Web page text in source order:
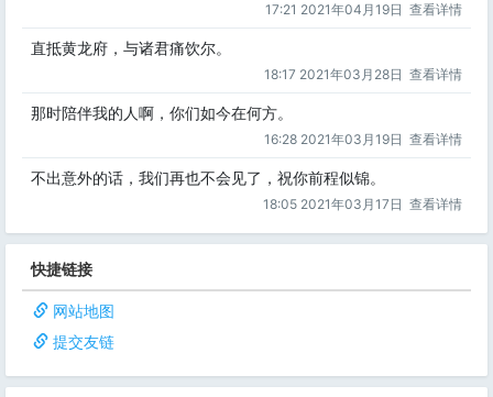
17:21 2021年04月19日 查看详情
直抵黄龙府，与诸君痛饮尔。
18:17 2021年03月28日 查看详情
那时陪伴我的人啊，你们如今在何方。
16:28 2021年03月19日 查看详情
不出意外的话，我们再也不会见了，祝你前程似锦。
18:05 2021年03月17日 查看详情
快捷链接
网站地图
提交友链